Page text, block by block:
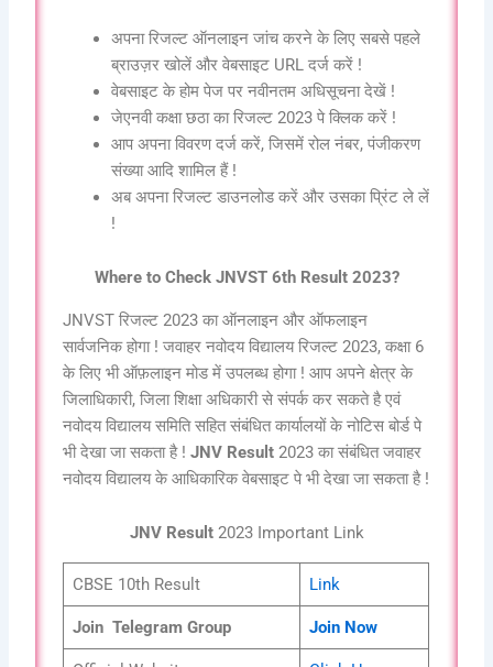
अपना रिजल्ट ऑनलाइन जांच करने के लिए सबसे पहले
ब्राउज़र खोलें और वेबसाइट URL दर्ज करें !
वेबसाइट के होम पेज पर नवीनतम अधिसूचना देखें !
जेएनवी कक्षा छठा का रिजल्ट 2023 पे क्लिक करें !
आप अपना विवरण दर्ज करें, जिसमें रोल नंबर, पंजीकरण
संख्या आदि शामिल हैं !
अब अपना रिजल्ट डाउनलोड करें और उसका प्रिंट ले लें
!
Where to Check JNVST 6th Result 2023?
JNVST रिजल्ट 2023 का ऑनलाइन और ऑफलाइन
सार्वजनिक होगा ! जवाहर नवोदय विद्यालय रिजल्ट 2023, कक्षा 6
के लिए भी ऑफ़लाइन मोड में उपलब्ध होगा ! आप अपने क्षेत्र के
जिलाधिकारी, जिला शिक्षा अधिकारी से संपर्क कर सकते है एवं
नवोदय विद्यालय समिति सहित संबंधित कार्यालयों के नोटिस बोर्ड पे
भी देखा जा सकता है !JNV Result 2023 का संबंधित जवाहर
नवोदय विद्यालय के आधिकारिक वेबसाइट पे भी देखा जा सकता है !
JNV Result2023 Important Link
CBSE 10th Result Link
Join Telegram Group Join Now